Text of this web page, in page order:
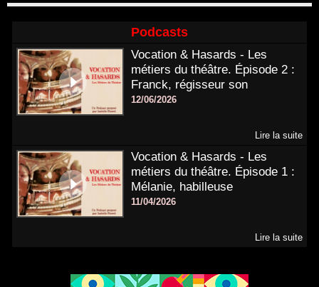
Podcasts
Vocation & Hasards - Les
métiers du théâtre. Épisode 2 :
Franck, régisseur son
12/06/2026
Lire la suite
Vocation & Hasards - Les
métiers du théâtre. Épisode 1 :
Mélanie, habilleuse
11/04/2026
Lire la suite